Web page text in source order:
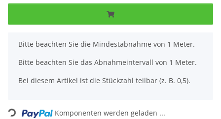
x
Bitte beachten Sie die Mindestabnahme von 1 Meter.
Bitte beachten Sie das Abnahmeintervall von 1 Meter.
Bei diesem Artikel ist die Stückzahl teilbar (z. B. 0,5).
Loading... Komponenten werden geladen ...